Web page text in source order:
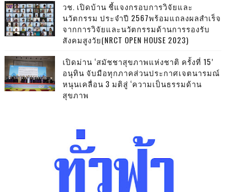
วช. เปิดบ้าน ชี้แจงกรอบการวิจัยและ
นวัตกรรม ประจำปี 2567พร้อมแถลงผลสำเร็จ
จากการวิจัยและนวัตกรรมด้านการรองรับ
สังคมสูงวัย(NRCT OPEN HOUSE 2023)
เปิดม่าน ‘สมัชชาสุขภาพแห่งชาติ ครั้งที่ 15’
อนุทิน จับมือทุกภาคส่วนประกาศเจตนารมณ์
หนุนเคลื่อน 3 มติสู่ ‘ความเป็นธรรมด้าน
สุขภาพ